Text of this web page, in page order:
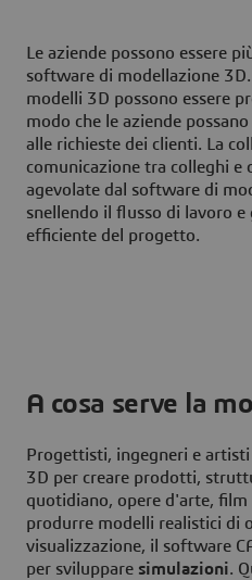
Le aziende possono essere
software di modellazione
modelli 3D possono essere
modo che le aziende
alle richieste dei clienti. La
comunicazione tra colleghi e
agevolate dal software di
snellendo il flusso di lavoro
efficiente del progetto.
A cosa serve la
Progettisti, ingegneri e
3D per creare prodotti,
quotidiano, opere d'arte, film
produrre modelli realistici di
visualizzazione, il software
per sviluppare simulazioni.